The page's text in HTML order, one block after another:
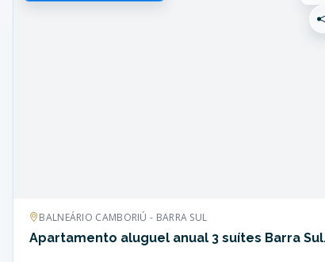
BALNEÁRIO CAMBORIÚ - BARRA SUL
Apartamento aluguel anual 3 suítes Barra